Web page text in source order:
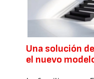
Una solución
el nuevo